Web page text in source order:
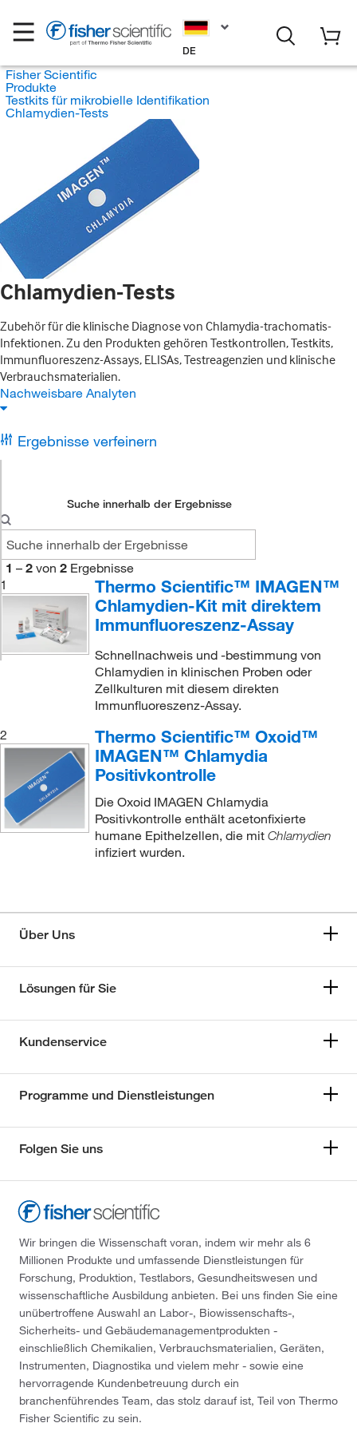
DE
Fisher Scientific
Produkte
Testkits für mikrobielle Identifikation
Chlamydien-Tests
Chlamydien-Tests
Zubehör für die klinische Diagnose von Chlamydia-trachomatis-
Infektionen. Zu den Produkten gehören Testkontrollen, Testkits,
Immunfluoreszenz-Assays, ELISAs, Testreagenzien und klinische
Verbrauchsmaterialien.
Nachweisbare Analyten
Ergebnisse verfeinern
Suche innerhalb der Ergebnisse
1 – 2 von 2 Ergebnisse
1
Thermo Scientific™ IMAGEN™
Chlamydien-Kit mit direktem
Immunfluoreszenz-Assay
Schnellnachweis und -bestimmung von
Chlamydien in klinischen Proben oder
Zellkulturen mit diesem direkten
Immunfluoreszenz-Assay.
2
Thermo Scientific™ Oxoid™
IMAGEN™ Chlamydia
Positivkontrolle
Die Oxoid IMAGEN Chlamydia
Positivkontrolle enthält acetonfixierte
humane Epithelzellen, die mit Chlamydien
infiziert wurden.
Über Uns
Lösungen für Sie
Kundenservice
Programme und Dienstleistungen
Folgen Sie uns
Wir bringen die Wissenschaft voran, indem wir mehr als 6
Millionen Produkte und umfassende Dienstleistungen für
Forschung, Produktion, Testlabors, Gesundheitswesen und
wissenschaftliche Ausbildung anbieten. Bei uns finden Sie eine
unübertroffene Auswahl an Labor-, Biowissenschafts-,
Sicherheits- und Gebäudemanagementprodukten -
einschließlich Chemikalien, Verbrauchsmaterialien, Geräten,
Instrumenten, Diagnostika und vielem mehr - sowie eine
hervorragende Kundenbetreuung durch ein
branchenführendes Team, das stolz darauf ist, Teil von Thermo
Fisher Scientific zu sein.